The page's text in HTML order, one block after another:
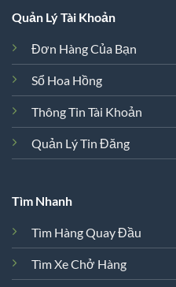
Quản Lý Tài Khoản
Đơn Hàng Của Bạn
Sổ Hoa Hồng
Thông Tin Tài Khoản
Quản Lý Tin Đăng
Tìm Nhanh
Tìm Hàng Quay Đầu
Tìm Xe Chở Hàng